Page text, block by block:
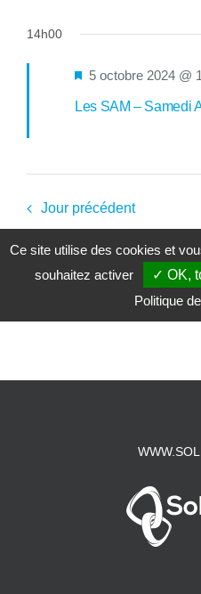
14h00
Les SAM – Samedi
Mis
en
5 octobre 2024 @
Jour précédent
S’abonner
Ce site utilise des cookies et
souhaitez activer
✓ OK,
Politique